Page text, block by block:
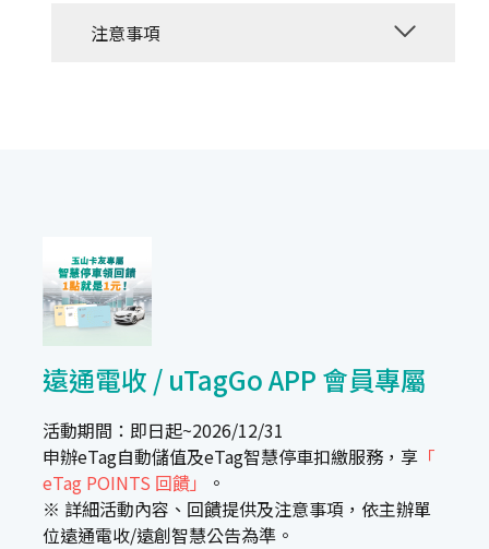
注意事項
遠通電收 / uTagGo APP 會員專屬
活動期間：即日起~2026/12/31
申辦eTag自動儲值及eTag智慧停車扣繳服務，享 「
eTag POINTS 回饋」
。
※ 詳細活動內容、回饋提供及注意事項，依主辦單
位遠通電收/遠創智慧公告為準。